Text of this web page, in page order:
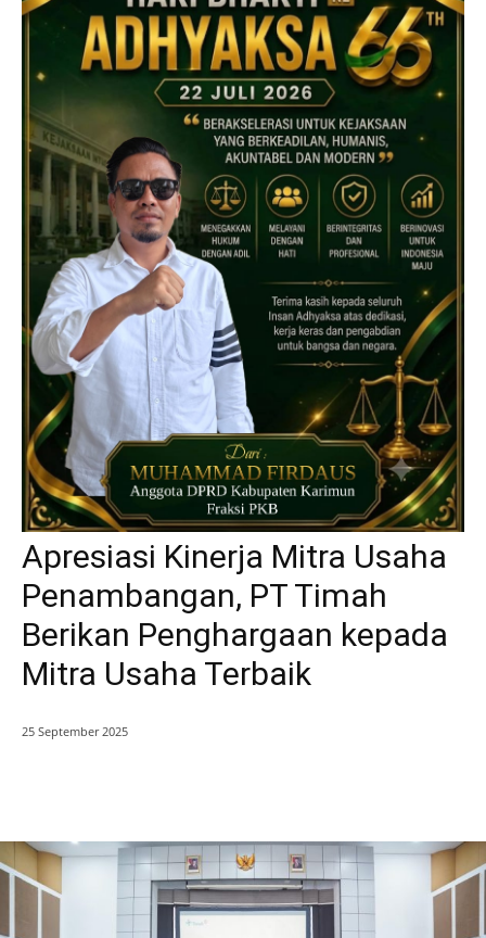
Apresiasi Kinerja Mitra Usaha
Penambangan, PT Timah
Berikan Penghargaan kepada
Mitra Usaha Terbaik
25 September 2025